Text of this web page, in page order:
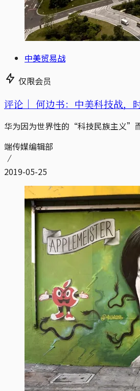
中美贸易战
仅限会员
评论｜ 何边书：中美科技战，
华为因为世界性的“科技民族主义”
端传媒编辑部
2019-05-25